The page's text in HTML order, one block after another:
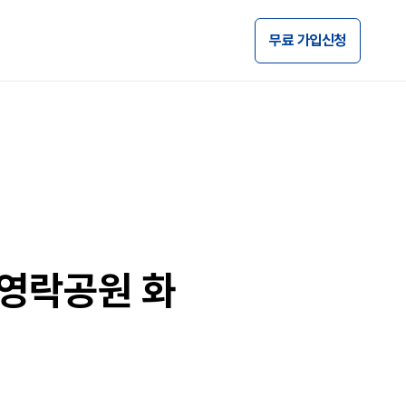
무료 가입신청
락공원 화